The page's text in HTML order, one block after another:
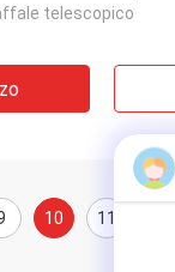
telescopico
10 11